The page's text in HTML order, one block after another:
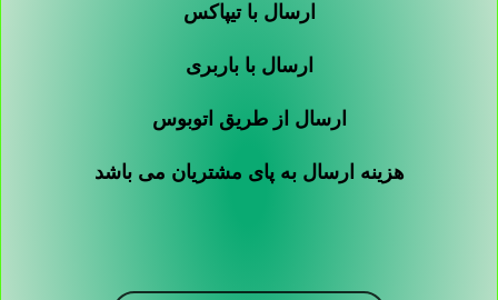
ارسال با تیپاکس
ارسال با باربری
ارسال از طریق اتوبوس
هزینه ارسال به پای مشتریان می باشد